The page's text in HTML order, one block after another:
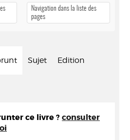
Navigation dans la liste des
pages
Sujet Edition
ce livre ? consulter